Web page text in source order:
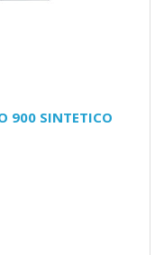
900 SINTETICO